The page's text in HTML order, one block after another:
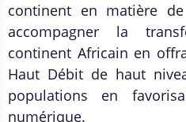
continent en matière
accompagner la
continent Africain en
Haut Débit de haut
populations en
numérique.